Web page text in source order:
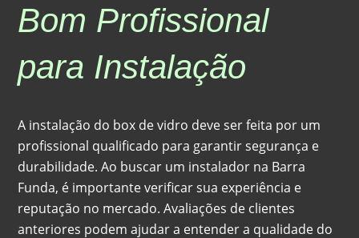
Bom Profissional
para Instalação
A instalação do box de vidro deve ser feita por um
profissional qualificado para garantir segurança e
durabilidade. Ao buscar um instalador na Barra
Funda, é importante verificar sua experiência e
reputação no mercado. Avaliações de clientes
anteriores podem ajudar a entender a qualidade do